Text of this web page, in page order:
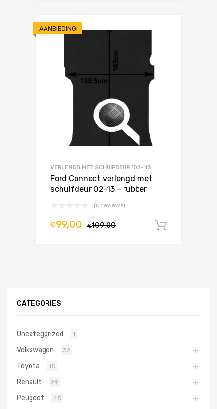
AANBIEDING!
VERLENGD MET SCHUIFDEUR '02-'13
Ford Connect verlengd met
schuifdeur 02-13 – rubber
(0 reviews)
€109,00
€99,00
CATEGORIES
Uncategorized 1
Volkswagen 32
Toyota 15
Renault 29
Peugeot 45